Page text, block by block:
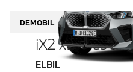
DEMOBIL
iX2 xDrive30
Drivstoff
ELBIL